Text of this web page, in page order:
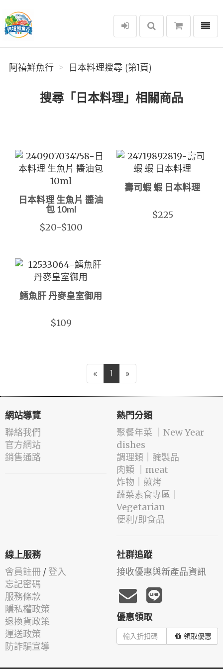
阿禧鮮魚行
選單
阿禧鮮魚行 日本料理搜尋 (第1頁)
搜尋「日本料理」相關商品
日本料理 生魚片 醬油
包 10ml
$20-$100
壽司蝦 蝦 日本料理
$225
鱈魚肝 丹麥皇室御用
$109
« 1 »
網站導覽
聯絡我們
官方網站
銷售通路
熱門分類
️聚餐年菜 ｜New Year
dishes
️調理類｜醃製品
肉類 ｜meat
️炸物｜煎烤
蔬菜素食專區｜
Vegetarian
便利/即食品
線上服務
會員註冊 / 登入
忘記密碼
服務條款
隱私權政策
退換貨政策
運送政策
防詐騙宣導
社群追蹤
接收優惠與新產品資訊
優惠領取
領取優惠